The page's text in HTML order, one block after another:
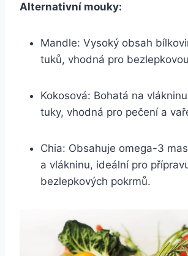
Alternativní mouky:
Mandle: Vysoký ‌obsah
‍tuků, vhodná pro
Kokosová: Bohatá na
tuky,​ vhodná⁣ pro pečení ⁢a
Chia: ⁢Obsahuje omega-3
a vlákninu, ideální pro
bezlepkových pokrmů.